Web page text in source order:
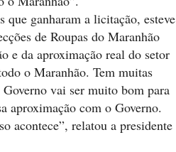
que ganharam a licitação, esteve
de Roupas do Maranhão
e da aproximação real do setor
o Maranhão. Tem muitas
vai ser muito bom para
aproximação com o Governo.
acontece”, relatou a presidente